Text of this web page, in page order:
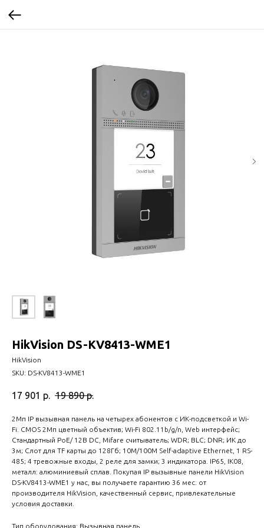
HikVision DS-KV8413-WME1
HikVision
SKU: DS-KV8413-WME1
17 901 р. 19 890 р.
2Мп IP вызывная панель на четырех абонентов с ИК-подсветкой и Wi-
Fi. CMOS 2Мп цветный объектив; Wi-Fi 802.11b/g/n, Web интерфейс;
Стандартный PoE/ 12В DC, Mifare считыватель; WDR; BLC; DNR; ИК до
3м; Слот для TF карты до 128Гб; 10M/100M Self-adaptive Ethernet, 1 RS-
485; 4 тревожные входы, 2 реле для замки; 3 индикатора. IP65, IK08,
металл: алюминиевый сплав. Покупая IP вызывные панели HikVision
DS-KV8413-WME1 у нас, вы получаете гарантию 36 мес. от
производителя HikVision, качественный сервис, привлекательные
условия доставки.
Тип оборудования: Вызывная панель